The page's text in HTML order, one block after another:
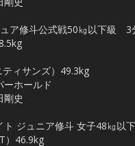
ュア修斗公式戦50㎏以下級 3
ィサンズ）49.3kg
ホールド
剛史
ト ジュニア修斗 女子48㎏以
）46.9kg